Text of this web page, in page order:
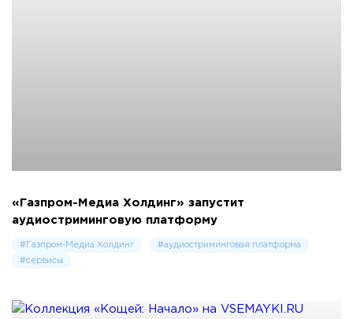
«Газпром-Медиа Холдинг» запустит
аудиостриминговую платформу
#Газпром-Медиа Холдинг
#аудиостриминговая платформа
#сервисы